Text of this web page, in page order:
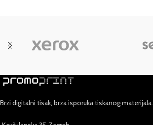
Brzi digitalni tisak, brza isporuka tiskanog materijala.